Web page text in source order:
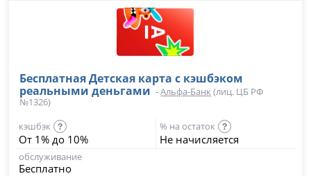
Бесплатная Детская карта с кэшбэком
реальными деньгами -Альфа-Банк (лиц. ЦБ РФ
№1326)
кэшбэк
?
От 1% до 10%
% на остаток ?
Не начисляется
обслуживание
Бесплатно